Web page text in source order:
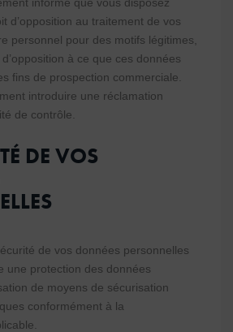
d’opposition au traitement de vos
personnel pour des motifs légitimes,
à ce que ces données
fins de prospection commerciale.
introduire une réclamation
de contrôle.
DE VOS
de vos données personnelles
une protection des données
de moyens de sécurisation
conformément à la